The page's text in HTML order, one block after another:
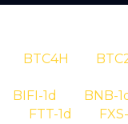
BTC4H
BIFI-1d BNB-
FTT-1d